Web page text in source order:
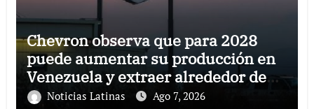
Chevron observa que para 2028
puede aumentar su producción en
Venezuela y extraer alrededor de
420.000 barriles diarios
Noticias Latinas Ago 7, 2026